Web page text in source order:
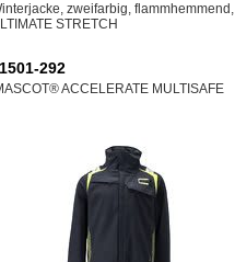
zweifarbig, flammhemmend,
STRETCH
292
ACCELERATE MULTISAFE